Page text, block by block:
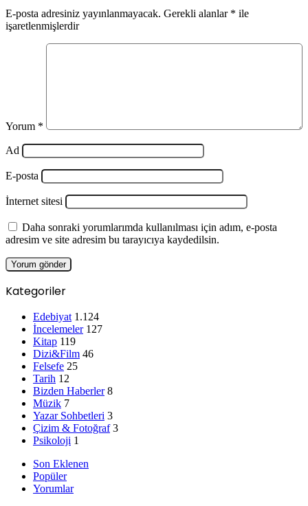
E-posta adresiniz yayınlanmayacak. Gerekli alanlar * ile
işaretlenmişlerdir
Yorum *
Ad
E-posta
İnternet sitesi
Daha sonraki yorumlarımda kullanılması için adım, e-posta
adresim ve site adresim bu tarayıcıya kaydedilsin.
Kategoriler
Edebiyat 1.124
İncelemeler 127
Kitap 119
Dizi&Film 46
Felsefe 25
Tarih 12
Bizden Haberler 8
Müzik 7
Yazar Sohbetleri 3
Çizim & Fotoğraf 3
Psikoloji 1
Son Eklenen
Popüler
Yorumlar